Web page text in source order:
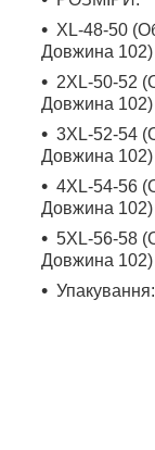
XL-48-50
Довжина 102)
2XL-50-52
Довжина 102)
3XL-52-54
Довжина 102)
4XL-54-56
Довжина 102)
5XL-56-58
Довжина 102)